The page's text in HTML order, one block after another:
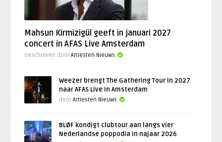
Mahsun Kirmizigül geeft in januari 2027
concert in AFAS Live Amsterdam
Geschreven doorArtiesten Nieuws
Weezer brengt The Gathering Tour in 2027
naar AFAS Live in Amsterdam
doorArtiesten Nieuws
BLØF kondigt clubtour aan langs vier
Nederlandse poppodia in najaar 2026